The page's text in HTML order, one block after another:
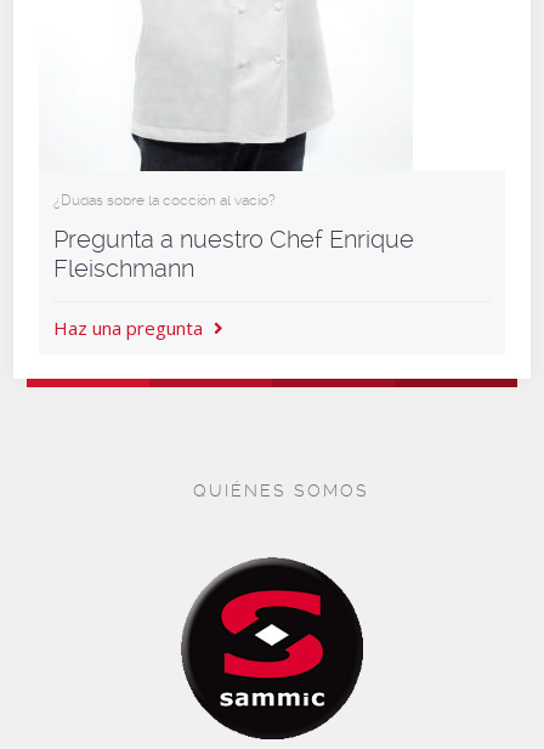
¿Dudas sobre la cocción al vacío?
Pregunta a nuestro Chef Enrique
Fleischmann
Haz una pregunta
QUIÉNES SOMOS